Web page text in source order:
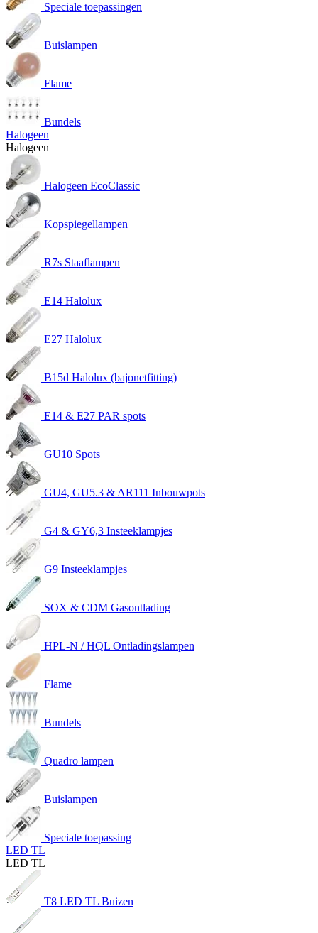
Speciale toepassingen
Buislampen
Flame
Bundels
Halogeen
Halogeen
Halogeen EcoClassic
Kopspiegellampen
R7s Staaflampen
E14 Halolux
E27 Halolux
B15d Halolux (bajonetfitting)
E14 & E27 PAR spots
GU10 Spots
GU4, GU5.3 & AR111 Inbouwpots
G4 & GY6,3 Insteeklampjes
G9 Insteeklampjes
SOX & CDM Gasontlading
HPL-N / HQL Ontladingslampen
Flame
Bundels
Quadro lampen
Buislampen
Speciale toepassing
LED TL
LED TL
T8 LED TL Buizen